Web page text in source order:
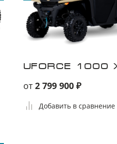
UFORCE 1000
от 2 799 900 ₽
Добавить в сравнение